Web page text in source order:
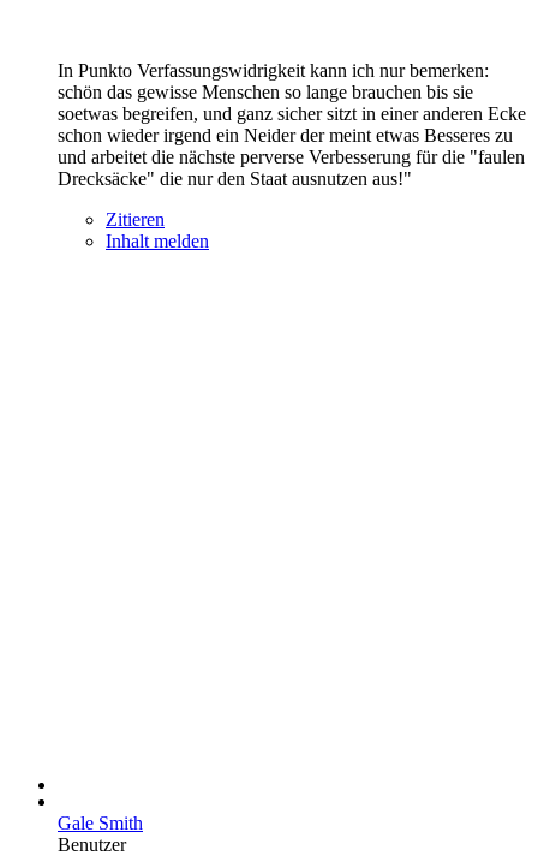
In Punkto Verfassungswidrigkeit kann ich nur bemerken:
schön das gewisse Menschen so lange brauchen bis sie
soetwas begreifen, und ganz sicher sitzt in einer anderen Ecke
schon wieder irgend ein Neider der meint etwas Besseres zu
und arbeitet die nächste perverse Verbesserung für die "faulen
Drecksäcke" die nur den Staat ausnutzen aus!"
Zitieren
Inhalt melden
Gale Smith
Benutzer